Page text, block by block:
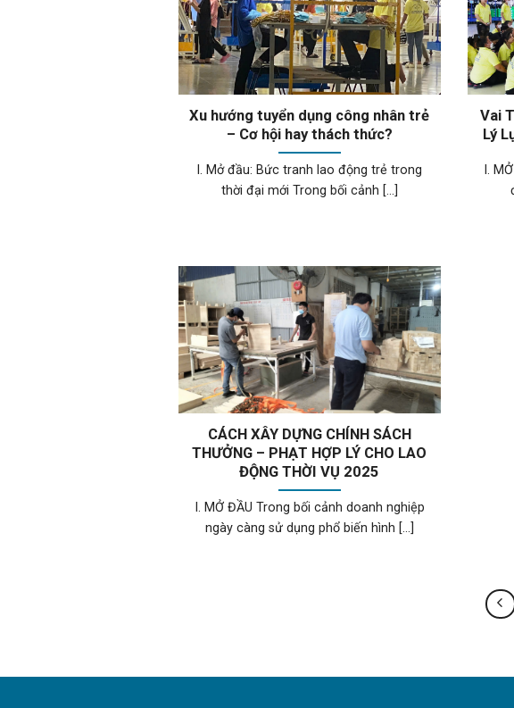
Xu hướng tuyển dụng công nhân trẻ
– Cơ hội hay thách thức?
I. Mở đầu: Bức tranh lao động trẻ trong
thời đại mới Trong bối cảnh [...]
Vai
Lý
I.
CÁCH XÂY DỰNG CHÍNH SÁCH
THƯỞNG – PHẠT HỢP LÝ CHO LAO
ĐỘNG THỜI VỤ 2025
I. MỞ ĐẦU Trong bối cảnh doanh nghiệp
ngày càng sử dụng phổ biến hình [...]